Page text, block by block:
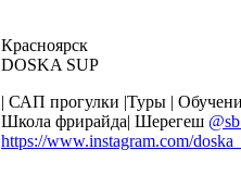
Красноярск
DOSKA SUP
| САП прогулки |Туры |
Школа фрирайда| Шерегеш
https://www.instagram.com/